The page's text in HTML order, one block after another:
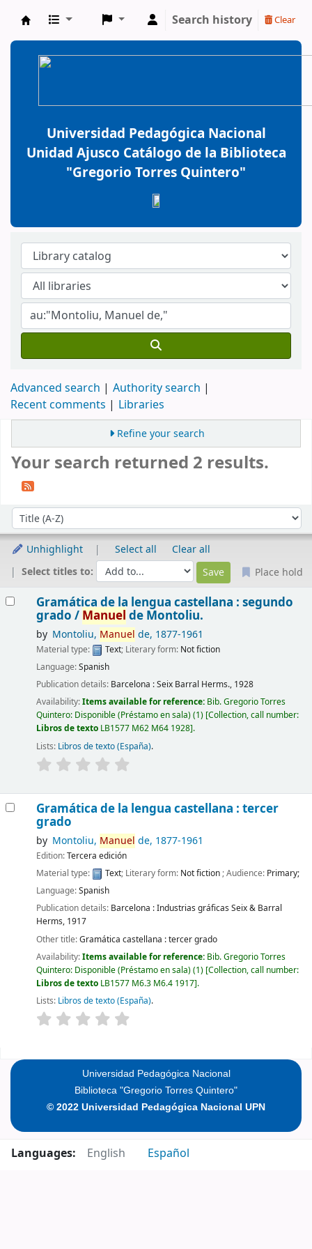
BiblioGTQ
Search history Clear
Universidad Pedagógica Nacional
Unidad Ajusco Catálogo de la Biblioteca
"Gregorio Torres Quintero"
Advanced search
Authority search
Recent comments
Libraries
Refine your search
Your search returned 2 results.
Sort by:
Unhighlight Select all
Clear all
Select titles to:
Place hold
Gramática de la lengua castellana : segundo
grado / Manuel de Montoliu.
by Montoliu, Manuel de, 1877-1961
Material type: Text; Literary form: Not fiction
Language:Spanish
Publication details: Barcelona :Seix Barral Herms., 1928
Availability:Items available for reference: Bib. Gregorio Torres
Quintero: Disponible (Préstamo en sala)(1) Collection, call number:
Libros de texto LB1577 M62 M64 1928 .
Lists: Libros de texto (España).
Gramática de la lengua castellana : tercer
grado
by Montoliu, Manuel de, 1877-1961
Edition:Tercera edición
Material type:
Text; Literary form: Not fiction; Audience: Primary;
Language:Spanish
Publication details: Barcelona :Industrias gráficas Seix & Barral
Herms, 1917
Other title:Gramática castellana : tercer grado
Availability:Items available for reference: Bib. Gregorio Torres
Quintero: Disponible (Préstamo en sala)(1) Collection, call number:
Libros de texto LB1577 M6.3 M6.4 1917 .
Lists: Libros de texto (España).
Universidad Pedagógica Nacional
Biblioteca "Gregorio Torres Quintero"
© 2022 Universidad Pedagógica Nacional UPN
Languages: English Español